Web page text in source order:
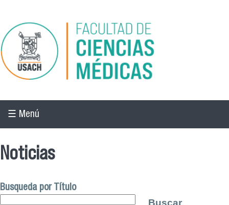
Pasar al contenido principal
☰ Menú
Noticias
Busqueda por Título